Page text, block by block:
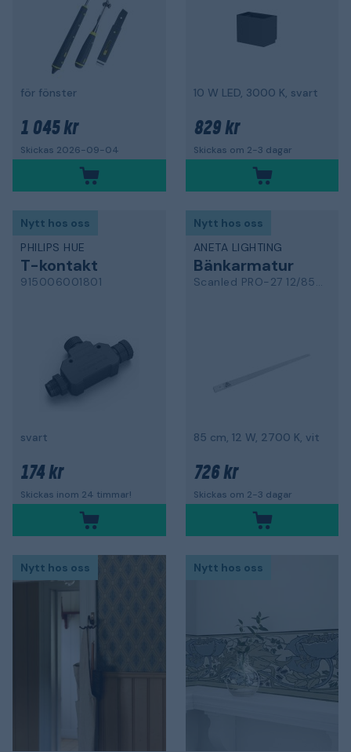
för fönster
1 045 kr
Skickas 2026-09-04
10 W LED, 3000 K, svart
829 kr
Skickas om 2-3 dagar
Nytt hos oss
PHILIPS HUE
T-kontakt
915006001801
svart
174 kr
Skickas inom 24 timmar!
Nytt hos oss
ANETA LIGHTING
Bänkarmatur
Scanled PRO-27 12/850
85 cm, 12 W, 2700 K, vit
726 kr
Skickas om 2-3 dagar
Nytt hos oss Nytt hos oss